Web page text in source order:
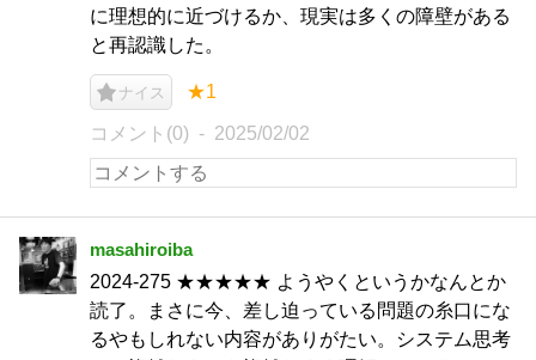
に理想的に近づけるか、現実は多くの障壁がある
と再認識した。
ナイス ★1
コメント(0) 2025/02/02
masahiroiba
2024-275 ★★★★★ ようやくというかなんとか
読了。まさに今、差し迫っている問題の糸口にな
るやもしれない内容がありがたい。システム思考